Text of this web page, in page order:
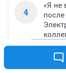
4
«Я не